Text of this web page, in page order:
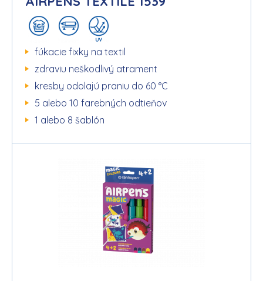
fúkacie fixky na textil
zdraviu neškodlivý atrament
kresby odolajú praniu do 60 °C
5 alebo 10 farebných odtieňov
1 alebo 8 šablón